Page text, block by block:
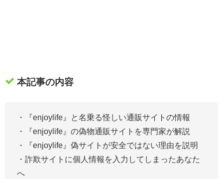
本記事の内容
・『enjoylife』
と名乗る怪しい通販サイトの情報
・『enjoylife』の偽物通販サイトを専門家が解説
・『enjoylife』偽サイトが安全ではない理由を説明
・詐欺サイトに個人情報を入力してしまったあなた
へ